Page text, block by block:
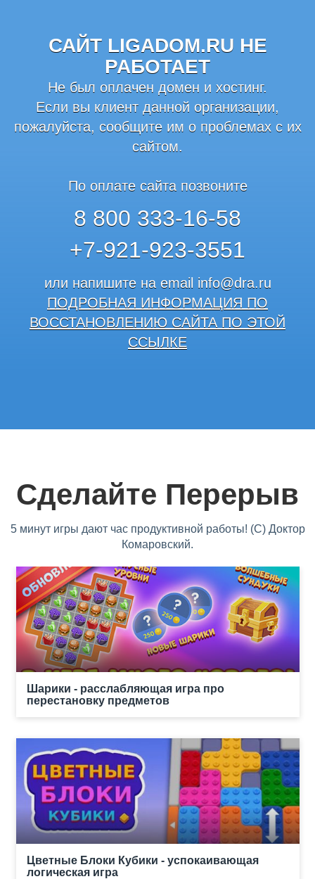
САЙТ LIGADOM.RU НЕ
РАБОТАЕТ
Не был оплачен домен и хостинг.
Если вы клиент данной организации,
пожалуйста, сообщите им о проблемах с их
сайтом.
По оплате сайта позвоните
8 800 333-16-58
+7-921-923-3551
или напишите на email info@dra.ru
ПОДРОБНАЯ ИНФОРМАЦИЯ ПО
ВОССТАНОВЛЕНИЮ САЙТА ПО ЭТОЙ
ССЫЛКЕ
Сделайте Перерыв
5 минут игры дают час продуктивной работы! (С) Доктор
Комаровский.
Шарики - расслабляющая игра про
перестановку предметов
Цветные Блоки Кубики - успокаивающая
логическая игра